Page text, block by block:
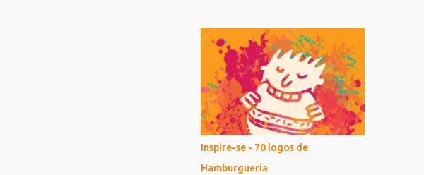
Inspire-se - 70 logos de
Hamburgueria